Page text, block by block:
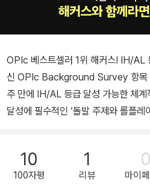
OPIc 베스트셀러 1위 해커스! IH/AL 등급을 위한 필수 학습서! 1. 최
신 OPIc Background Survey 항목 완
주 만에 IH/AL 등급 달성 가능한 체계적인 학습
달성에 필수적인 ‘돌발 주제와 롤플레이’
답할 수 있는 ‘주제별 답변 아이디어 & 표현 사
전모의고사’로 실전 완벽 대비! [추가 자료] 1. 본 교재 인강(교재 내
[1-3강] 무료 수강권 수록) 2. 온라인 실전모의고사(HackersIngan
10
100자평
1
리뷰
0
마이